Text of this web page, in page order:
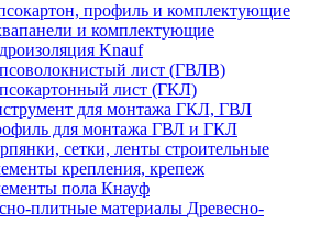
профиль и комплектующие
и комплектующие
Knauf
лист (ГВЛВ)
лист (ГКЛ)
для монтажа ГКЛ, ГВЛ
для монтажа ГВЛ и ГКЛ
сетки, ленты строительные
крепления, крепеж
пола Кнауф
Древесно-